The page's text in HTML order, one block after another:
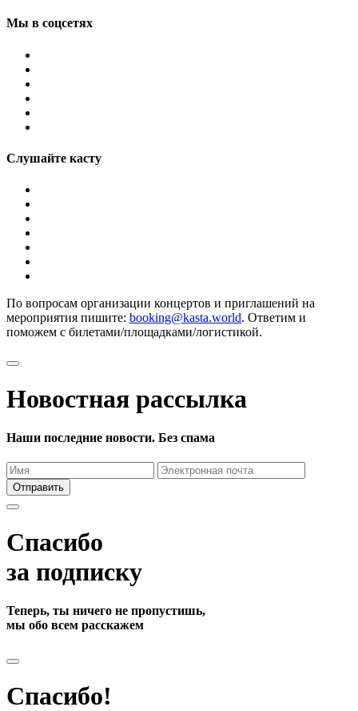
Мы в соцсетях
Слушайте касту
По вопросам организации концертов и приглашений на
мероприятия пишите: booking@kasta.world. Ответим и
поможем с билетами/площадками/логистикой.
Новостная рассылка
Наши последние новости. Без спама
Отправить
Спасибо
за подписку
Теперь, ты ничего не пропустишь,
мы обо всем расскажем
Спасибо!